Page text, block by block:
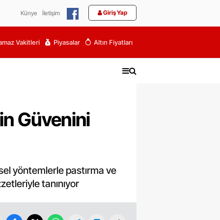
Künye İletişim Giriş Yap
Vakitleri Piyasalar Altın Fiyatları
Güvenini
yöntemlerle pastırma ve
tanınıyor